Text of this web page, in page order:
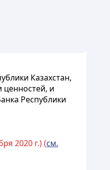
Казахстан,
ценностей, и
Республики
2020 г.) (см.